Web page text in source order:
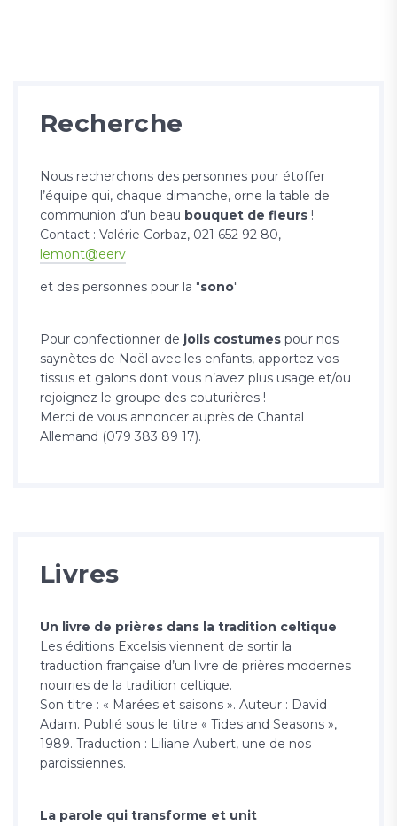
Recherche
Nous recherchons des personnes pour étoffer
l’équipe qui, chaque dimanche, orne la table de
communion d’un beau bouquet de fleurs !
Contact : Valérie Corbaz, 021 652 92 80,
lemont@eerv
et des personnes pour la "sono"
Pour confectionner de jolis costumes pour nos
saynètes de Noël avec les enfants, apportez vos
tissus et galons dont vous n’avez plus usage et/ou
rejoignez le groupe des couturières !
Merci de vous annoncer auprès de Chantal
Allemand (079 383 89 17).
Livres
Un livre de prières dans la tradition celtique
Les éditions Excelsis viennent de sortir la
traduction française d’un livre de prières modernes
nourries de la tradition celtique.
Son titre : « Marées et saisons ». Auteur : David
Adam. Publié sous le titre « Tides and Seasons »,
1989. Traduction : Liliane Aubert, une de nos
paroissiennes.
La parole qui transforme et unit